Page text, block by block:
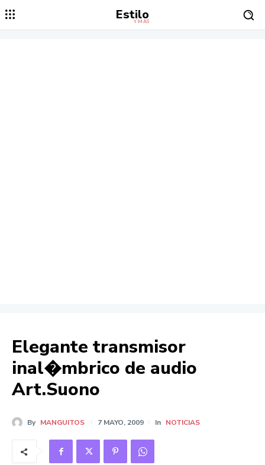
Estilo
Y MÁS
Elegante transmisor
inal�mbrico de audio
Art.Suono
By MANGUITOS 7 MAYO, 2009 In NOTICIAS